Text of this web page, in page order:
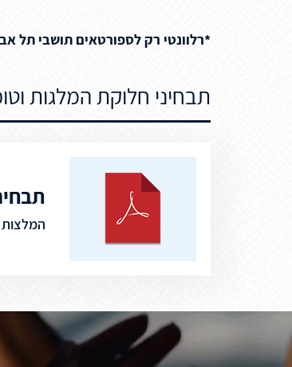
*רלוונטי רק לספורטאים תושבי תל
תבחיני חלוקת המלגות
המלצות עד